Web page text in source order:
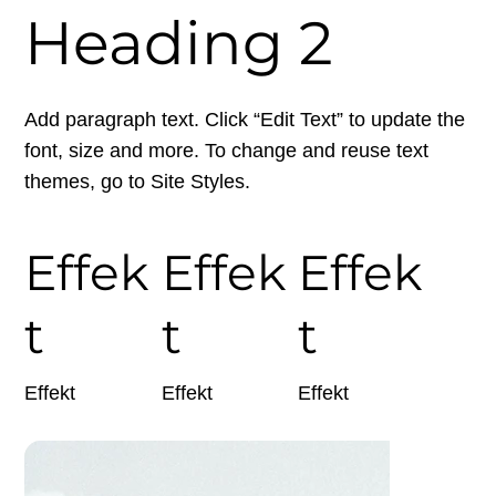
Heading 2
Add paragraph text. Click “Edit Text” to update the
font, size and more. To change and reuse text
themes, go to Site Styles.
Effek
t
Effekt
Effek
t
Effekt
Effek
t
Effekt